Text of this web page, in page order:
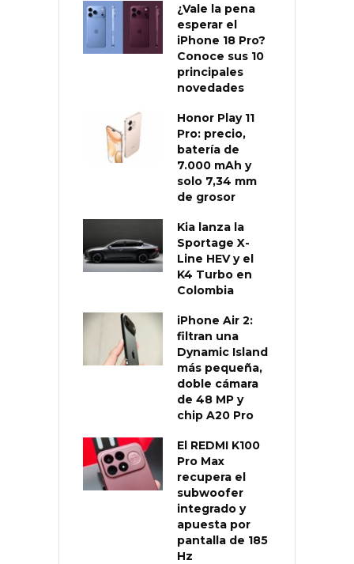
¿Vale la pena
esperar el
iPhone 18 Pro?
Conoce sus 10
principales
novedades
Honor Play 11
Pro: precio,
batería de
7.000 mAh y
solo 7,34 mm
de grosor
Kia lanza la
Sportage X-
Line HEV y el
K4 Turbo en
Colombia
iPhone Air 2:
filtran una
Dynamic Island
más pequeña,
doble cámara
de 48 MP y
chip A20 Pro
El REDMI K100
Pro Max
recupera el
subwoofer
integrado y
apuesta por
pantalla de 185
Hz